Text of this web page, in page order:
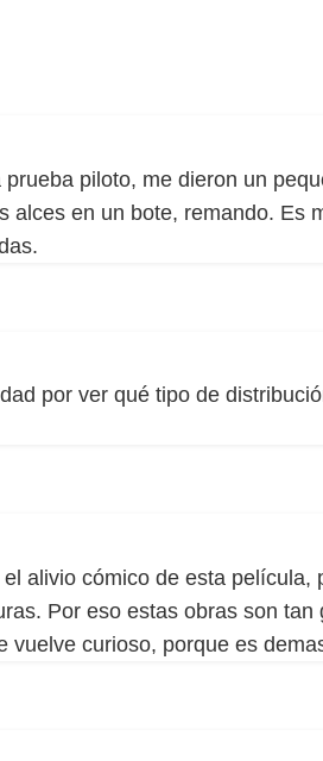
prueba piloto, me dieron un
alces en un bote, remando. Es
por ver qué tipo de
alivio cómico de esta
Por eso estas obras son
vuelve curioso, porque es